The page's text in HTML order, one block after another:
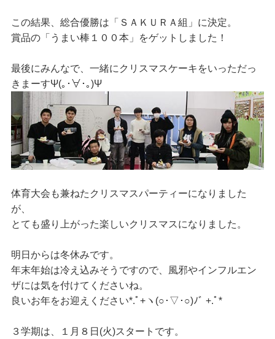
この結果、総合優勝は「ＳＡＫＵＲＡ組」に決定。
賞品の「うまい棒１００本」をゲットしました！
最後にみんなで、一緒にクリスマスケーキをいっただっ
きまーすΨ(｡･∀･｡)Ψ
体育大会も兼ねたクリスマスパーティーになりました
が、
とても盛り上がった楽しいクリスマスになりました。
明日からは冬休みです。
年末年始は冷え込みそうですので、風邪やインフルエン
ザには気を付けてくださいね。
良いお年をお迎えください*.ﾟ+ヽ(○･▽･○)ﾉﾞ +.ﾟ*
３学期は、１月８日(火)スタートです。